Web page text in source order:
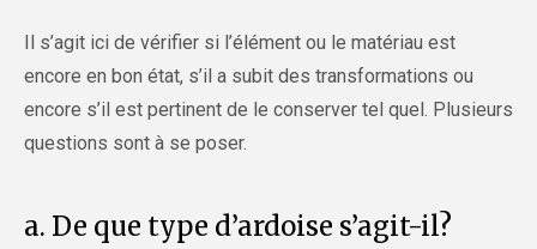
Il s’agit ici de vérifier si l’élément ou le matériau est
encore en bon état, s’il a subit des transformations ou
encore s’il est pertinent de le conserver tel quel. Plusieurs
questions sont à se poser.
a. De que type d’ardoise s’agit-il?